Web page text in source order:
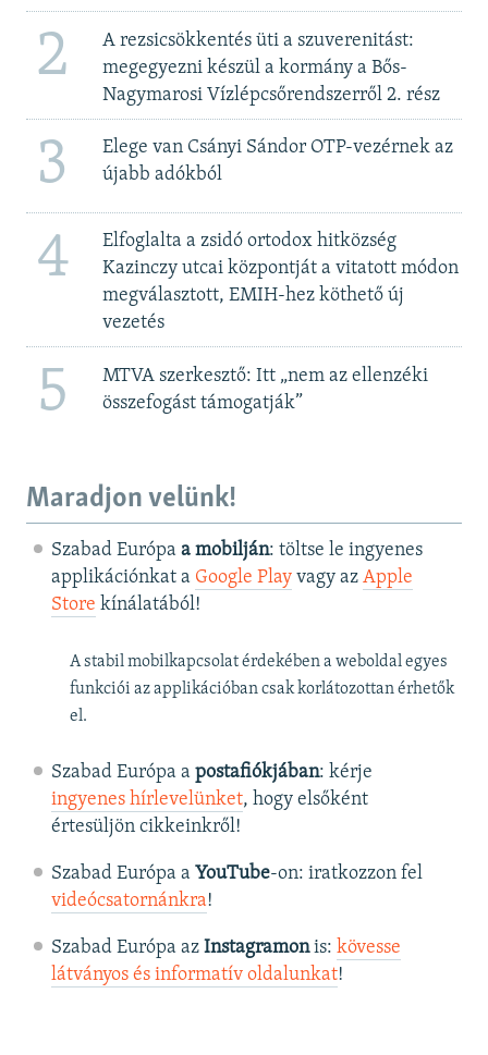
2
A rezsicsökkentés üti a szuverenitást:
megegyezni készül a kormány a Bős-
Nagymarosi Vízlépcsőrendszerről 2. rész
3
Elege van Csányi Sándor OTP-vezérnek az
újabb adókból
4
Elfoglalta a zsidó ortodox hitközség
Kazinczy utcai központját a vitatott módon
megválasztott, EMIH-hez köthető új
vezetés
5
MTVA szerkesztő: Itt „nem az ellenzéki
összefogást támogatják”
Maradjon velünk!
Szabad Európa a mobilján: töltse le ingyenes
applikációnkat a Google Playvagy az Apple
Store kínálatából!
A stabil mobilkapcsolat érdekében a weboldal egyes
funkciói az applikációban csak korlátozottan érhetők
el.
Szabad Európa a postafiókjában: kérje
ingyenes hírlevelünket, hogy elsőként
értesüljön cikkeinkről!
Szabad Európa a YouTube-on: iratkozzon fel
videócsatornánkra!
Szabad Európa az Instagramonis: kövesse
látványos és informatív oldalunkat! ​